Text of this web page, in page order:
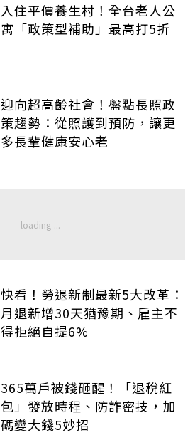
入住平價養生村！全台老人公
寓「政策型補助」最高打5折
迎向超高齡社會！盤點長照政
策趨勢：從照護到預防，讓更
多長輩健康安心老
快看！勞退新制最新5大改革：
月退新增30天猶豫期、雇主不
得拒絕自提6%
365萬戶被錢砸醒！「退稅紅
包」發放時程、防詐密技，加
碼變大錢5妙招